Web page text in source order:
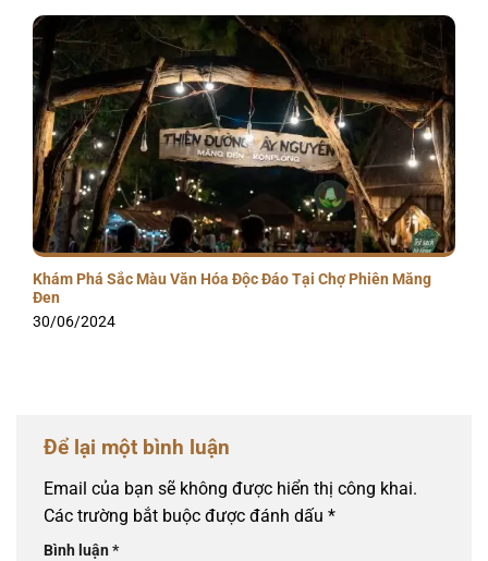
Khám Phá Sắc Màu Văn Hóa Độc Đáo Tại Chợ Phiên Măng
Đen
30/06/2024
Để lại một bình luận
Email của bạn sẽ không được hiển thị công khai.
Các trường bắt buộc được đánh dấu *
Bình luận*